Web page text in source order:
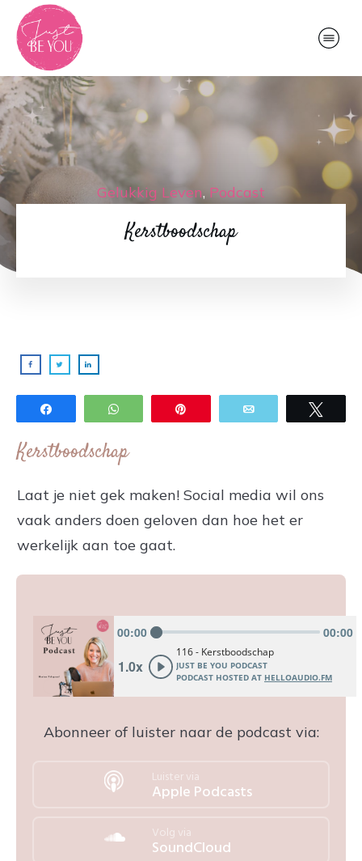
Gelukkig Leven, Podcast
Kerstboodschap
WhatsApp
Kerstboodschap
Laat je niet gek maken! Social media wil ons
vaak anders doen geloven dan hoe het er
werkelijk aan toe gaat.
Abonneer of luister naar de podcast via:
Luister via
Apple Podcasts
Volg via
SoundCloud